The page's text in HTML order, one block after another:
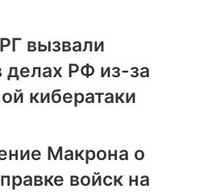
вызвали
делах РФ из-за
кибератаки
Макрона о
войск на